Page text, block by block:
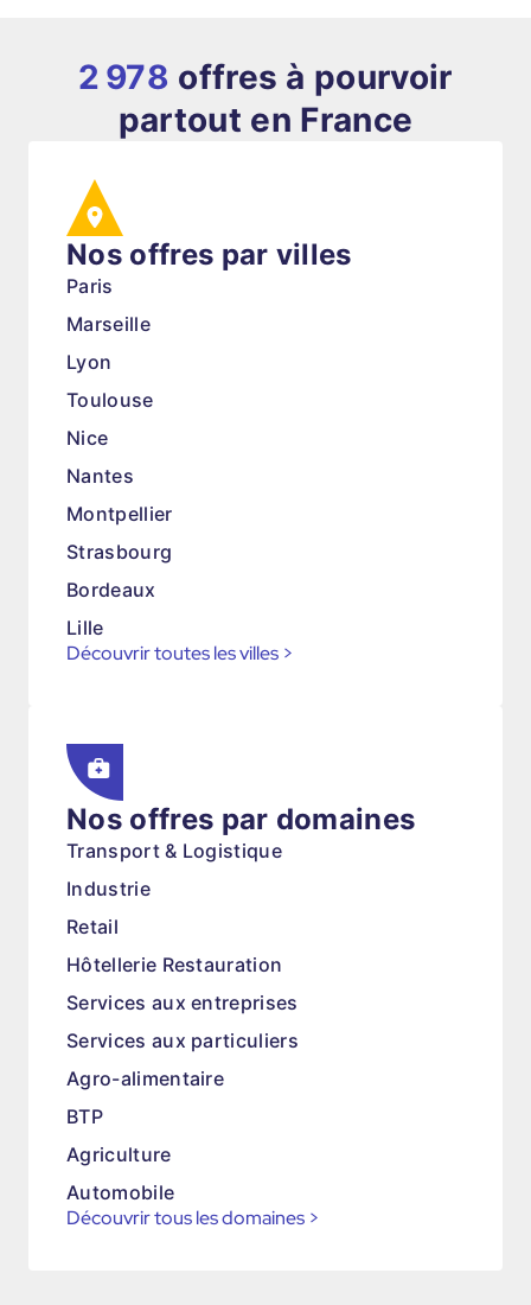
2 978 offres à pourvoir
partout en France
Nos offres par villes
Paris
Marseille
Lyon
Toulouse
Nice
Nantes
Montpellier
Strasbourg
Bordeaux
Lille
Découvrir toutes les villes >
Nos offres par domaines
Transport & Logistique
Industrie
Retail
Hôtellerie Restauration
Services aux entreprises
Services aux particuliers
Agro-alimentaire
BTP
Agriculture
Automobile
Découvrir tous les domaines >